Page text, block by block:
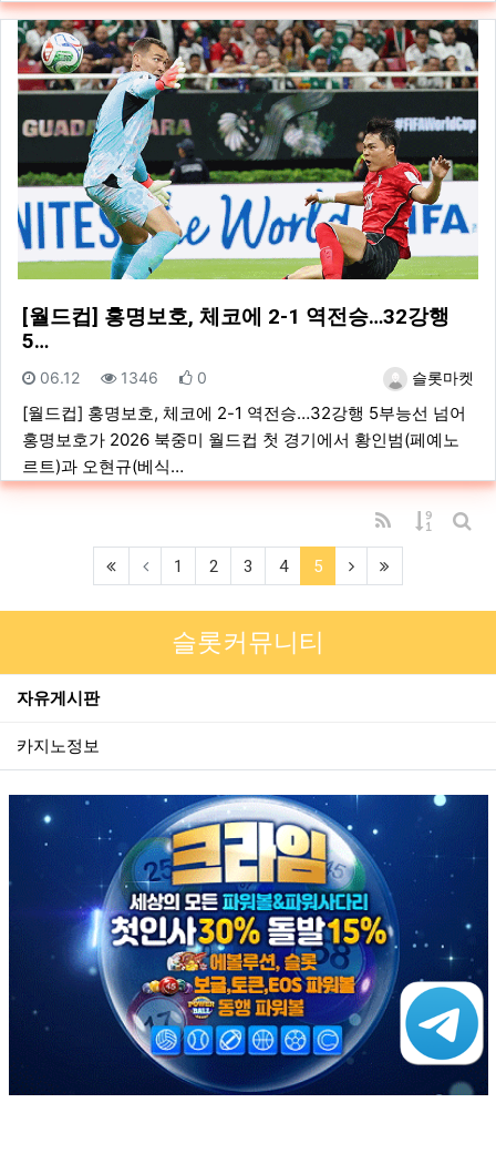
[월드컵] 홍명보호, 체코에 2-1 역전승…32강행
5…
등록자슬롯마켓
등록일
06.12 조회
1346 추천
0
[월드컵] 홍명보호, 체코에 2-1 역전승…32강행 5부능선 넘어
홍명보호가 2026 북중미 월드컵 첫 경기에서 황인범(페예노
르트)과 오현규(베식…
RSS
게시물
(first) 1 2 3 4 5(current)
(next)
슬롯커뮤니티
자유게시판
카지노정보